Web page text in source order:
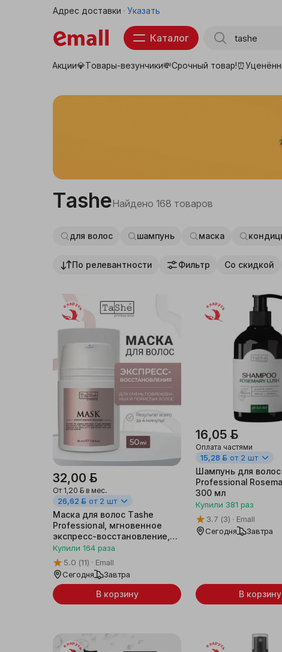
Адрес доставки Указать
Каталог
Акции💎Товары-везунчики💸Срочный товар!⏰
Товары для школы
Продукты
Аптека
Детские товары
Товары для животных
Красота, здоровье
хозтовары
Интерьер, посуда
Стройка, ремонт
Спорт, туризм
Досуг и хобби
Книги и канцелярия
Автотовары
Женская одежда и
аксессуары
Мужская одежда и
Детская одежда
TasheНайдено 168 товаров
для волос шампунь маска
По релевантности Фильтр Со скидкой
Беларусь
32,00 ƃ
От 1,20 ƃ в мес.
26,62 ƃ от 2 шт
Маска для волос Tashe
Professional, мгновенное
экспресс-восстановление,
50 мл
Купили 164 раза
5.0 (11)
Emall
Сегодня
Завтра
В корзину
Беларусь
16,05 ƃ
Оплата частями
15,28 ƃ от 2 шт
Шампунь для волос
Professional
300 мл
Купили 381 раз
3.7 (3)
Emall
Сегодня
Завтра
В корзину
Беларусь Беларусь